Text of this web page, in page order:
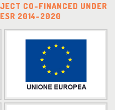
CO-FINANCED UNDER
2014-2020